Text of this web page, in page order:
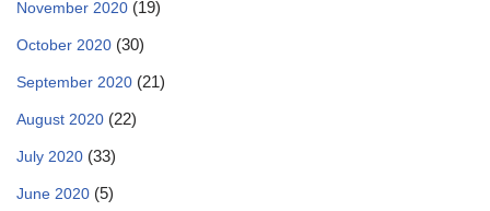
November 2020 (19)
October 2020 (30)
September 2020 (21)
August 2020 (22)
July 2020 (33)
June 2020 (5)